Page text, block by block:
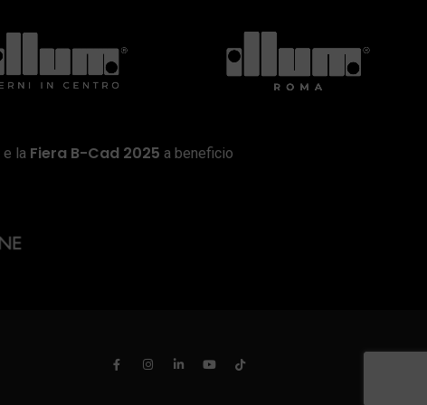
e la Fiera B-Cad 2025 a beneficio